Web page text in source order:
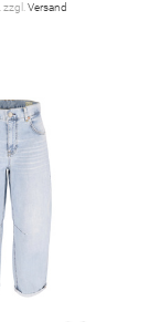
zzgl.Versand